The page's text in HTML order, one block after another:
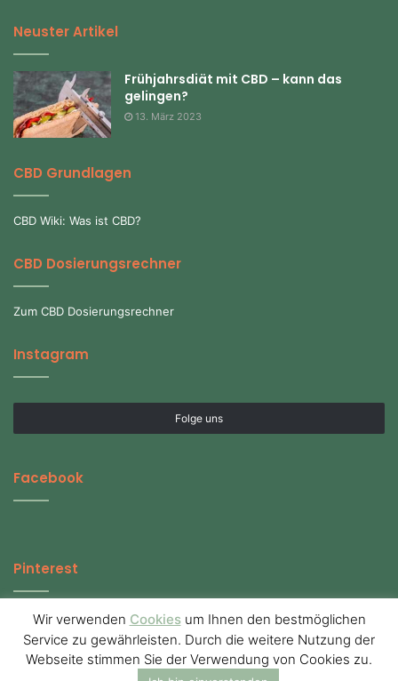
Neuster Artikel
Frühjahrsdiät mit CBD – kann das
gelingen?
13. März 2023
CBD Grundlagen
CBD Wiki: Was ist CBD?
CBD Dosierungsrechner
Zum CBD Dosierungsrechner
Instagram
Folge uns
Facebook
Pinterest
© Copyright 2026, All Rights Reserved | cbd-zeitgeist.de
Wir verwenden Cookiesum Ihnen den bestmöglichen
Service zu gewährleisten. Durch die weitere Nutzung der
Webseite stimmen Sie der Verwendung von Cookies zu.